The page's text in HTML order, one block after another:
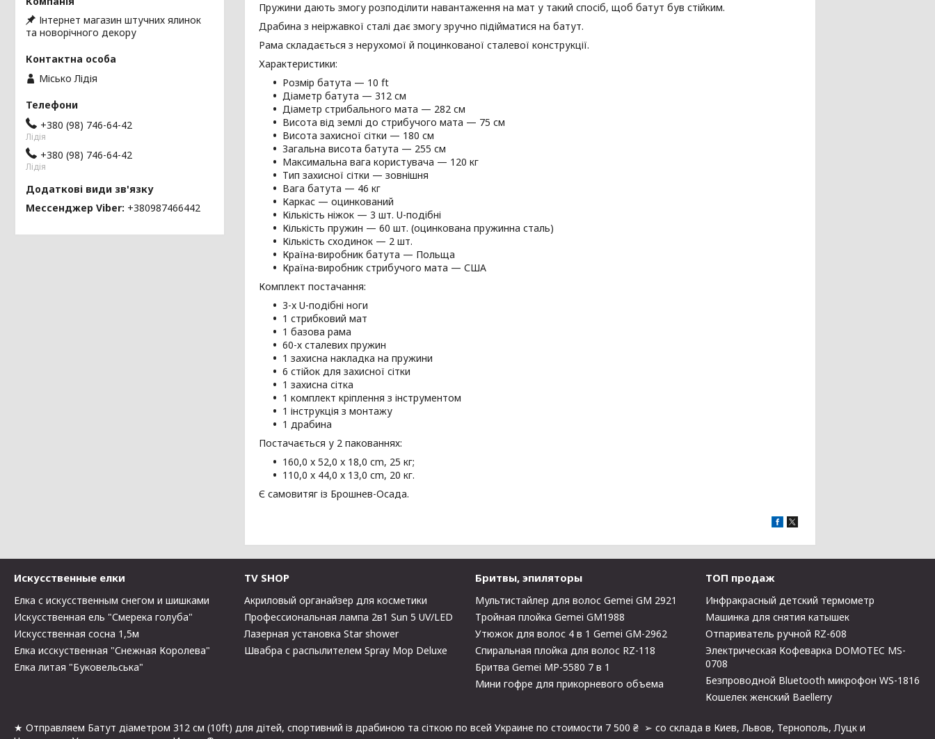
Пружини дають змогу розподілити навантаження на мат у такий спосіб, щоб батут був стійким.
Драбина з неіржавкої сталі дає змогу зручно підійматися на батут.
Рама складається з нерухомої й поцинкованої сталевої конструкції.
Характеристики:
Розмір батута — 10 ft
Діаметр батута — 312 см
Діаметр стрибального мата — 282 см
Висота від землі до стрибучого мата — 75 см
Висота захисної сітки — 180 см
Загальна висота батута — 255 см
Максимальна вага користувача — 120 кг
Тип захисної сітки — зовнішня
Вага батута — 46 кг
Каркас — оцинкований
Кількість ніжок — 3 шт. U-подібні
Кількість пружин — 60 шт. (оцинкована пружинна сталь)
Кількість сходинок — 2 шт.
Країна-виробник батута — Польща
Країна-виробник стрибучого мата — США
Комплект постачання:
3-x U-подібні ноги
1 стрибковий мат
1 базова рама
60-х сталевих пружин
1 захисна накладка на пружини
6 стійок для захисної сітки
1 захисна сітка
1 комплект кріплення з інструментом
1 інструкція з монтажу
1 драбина
Постачається у 2 пакованнях:
160,0 x 52,0 x 18,0 cm, 25 кг;
110,0 x 44,0 x 13,0 cm, 20 кг.
Є самовитяг із Брошнев-Осада.
Інтернет магазин штучних ялинок
та новорічного декору
Місько Лідія
+380 (98) 746-64-42
Лідія
+380 (98) 746-64-42
Лідія
Мессенджер Viber +380987466442
Искусственные елки
Елка с искусственным снегом и шишками
Искусственная ель "Смерека голуба"
Искусственная сосна 1,5м
Елка исскуственная "Снежная Королева"
Елка литая "Буковельська"
TV SHOP
Акриловый органайзер для косметики
Профессиональная лампа 2в1 Sun 5 UV/LED
Лазерная установка Star shower
Швабра с распылителем Spray Mop Deluxe
Бритвы, эпиляторы
Мультистайлер для волос Gemei GM 2921
Тройная плойка Gemei GM1988
Утюжок для волос 4 в 1 Gemei GM-2962
Спиральная плойка для волос RZ-118
Бритва Gemei MP-5580 7 в 1
Мини гофре для прикорневого объема
ТОП продаж
Инфракрасный детский термометр
Машинка для снятия катышек
Отпариватель ручной RZ-608
Электрическая Кофеварка DOMOTEC MS-
0708
Безпроводной Bluetooth микрофон WS-1816
Кошелек женский Baellerry
★ Отправляем Батут діаметром 312 см (10ft) для дітей, спортивний із драбиною та сіткою по всей Украине по стоимости 7 500 ₴ ➢ со склада в Киев, Львов, Тернополь, Луцк и